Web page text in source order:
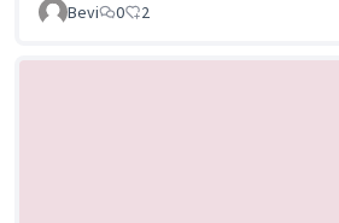
Bevi 0 2